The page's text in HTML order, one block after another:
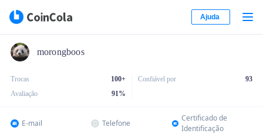
Ajuda
morongboos
Trocas
100+
Avaliação
91%
Confiável por 93
E-mail Telefone
Certificado de
Identificação